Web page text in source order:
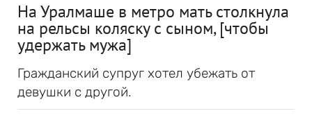
На Уралмаше в метро мать столкнула
на рельсы коляску с сыном, [чтобы
удержать мужа]
Гражданский супруг хотел убежать от
девушки с другой.